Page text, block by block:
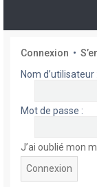
Connexion •
Nom d’utilisateur :
Mot de passe :
J’ai oublié mon